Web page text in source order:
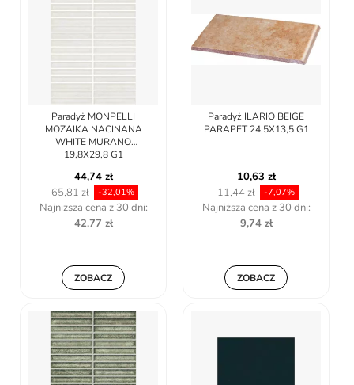
Paradyż MONPELLI
MOZAIKA NACINANA
WHITE MURANO
19,8X29,8 G1
44,74 zł
65,81 zł -32,01%
Najniższa cena z 30 dni:
42,77 zł
ZOBACZ
Paradyż ILARIO BEIGE
PARAPET 24,5X13,5 G1
10,63 zł
11,44 zł
-7,07%
Najniższa cena z 30 dni:
9,74 zł
ZOBACZ